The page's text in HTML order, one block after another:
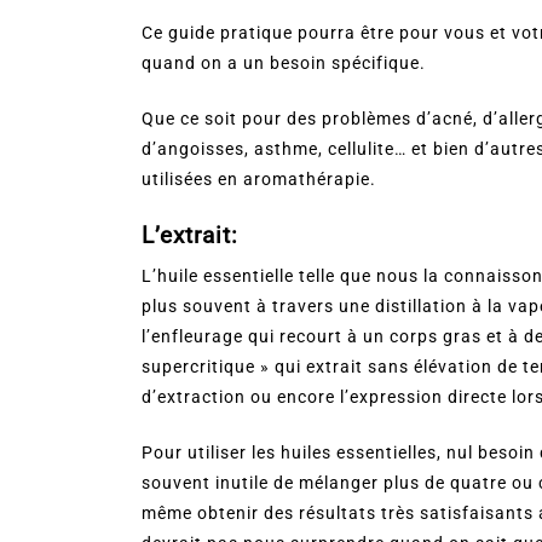
Ce guide pratique pourra être pour vous et
quand on a un besoin spécifique.
Que ce soit pour des problèmes d’acné,
d’angoisses, asthme, cellulite… et bien
utilisées en aromathérapie.
L’extrait:
L’huile essentielle telle que nous la
plus souvent à travers une distillation à la
l’enfleurage qui recourt à un corps gras et à
supercritique » qui extrait sans élévation de
d’extraction ou encore l’expression directe
Pour utiliser les huiles essentielles, nul
souvent inutile de mélanger plus de quatre
même obtenir des résultats très satisfaisants